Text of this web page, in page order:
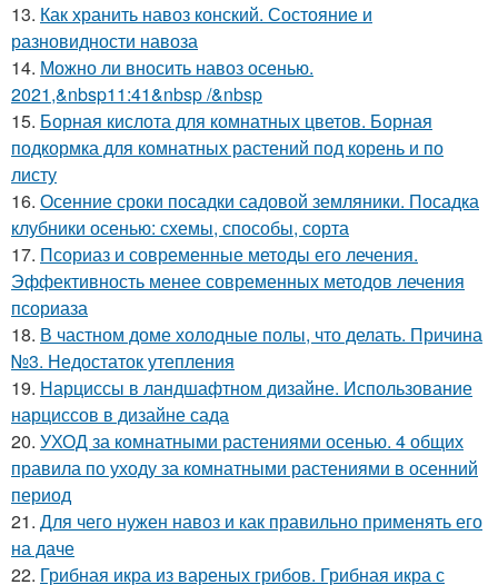
13. Как хранить навоз конский. Состояние и
разновидности навоза
14. Можно ли вносить навоз осенью.
2021,&nbsp11:41&nbsp /&nbsp
15. Борная кислота для комнатных цветов. Борная
подкормка для комнатных растений под корень и по
листу
16. Осенние сроки посадки садовой земляники. Посадка
клубники осенью: схемы, способы, сорта
17. Псориаз и современные методы его лечения.
Эффективность менее современных методов лечения
псориаза
18. В частном доме холодные полы, что делать. Причина
№3. Недостаток утепления
19. Нарциссы в ландшафтном дизайне. Использование
нарциссов в дизайне сада
20. УХОД за комнатными растениями осенью. 4 общих
правила по уходу за комнатными растениями в осенний
период
21. Для чего нужен навоз и как правильно применять его
на даче
22. Грибная икра из вареных грибов. Грибная икра с